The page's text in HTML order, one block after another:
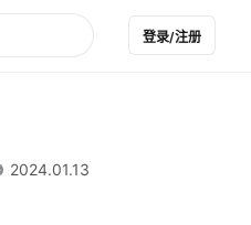
登录/注册
2024.01.13